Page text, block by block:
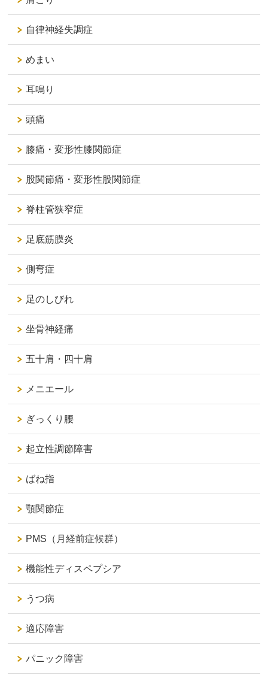
自律神経失調症
めまい
耳鳴り
頭痛
膝痛・変形性膝関節症
股関節痛・変形性股関節症
脊柱管狭窄症
足底筋膜炎
側弯症
足のしびれ
坐骨神経痛
五十肩・四十肩
メニエール
ぎっくり腰
起立性調節障害
ばね指
顎関節症
PMS（月経前症候群）
機能性ディスペプシア
うつ病
適応障害
パニック障害